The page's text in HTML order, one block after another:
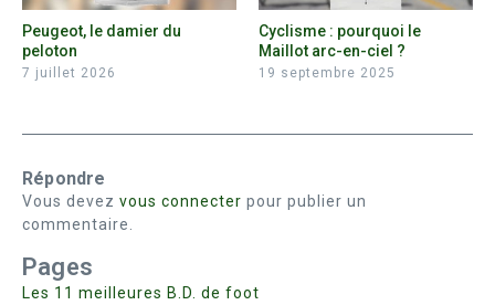
Peugeot, le damier du
peloton
7 juillet 2026
Cyclisme : pourquoi le
Maillot arc-en-ciel ?
19 septembre 2025
Répondre
Vous devez vous connecter pour publier un
commentaire.
Pages
Les 11 meilleures B.D. de foot